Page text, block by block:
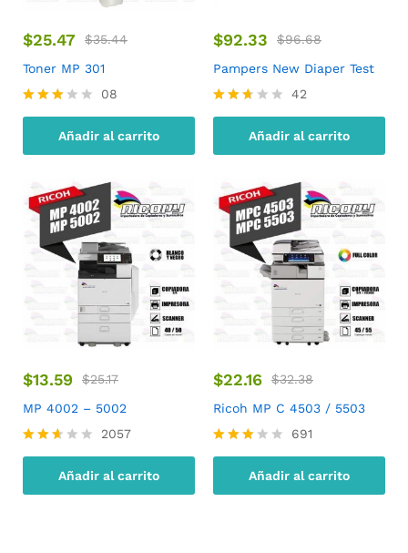
$25.47 $35.44
Toner MP 301
Valora
do con
de 5
08
Añadir al carrito
$92.33 $96.68
Pampers New Diaper Test
Valora
2.62
42
Añadir al carrito
$13.59 $25.17
MP 4002 – 5002
Valor
2.51
2057
Añadir al carrito
$22.16 $32.38
Ricoh MP C 4503 / 5503
Valora
do con
de 5
691
Añadir al carrito